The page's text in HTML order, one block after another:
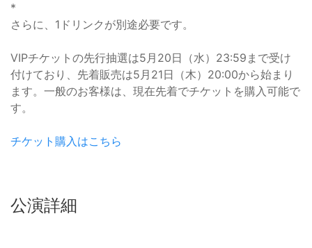
*
さらに、1ドリンクが別途必要です。
VIPチケットの先行抽選は5月20日（水）23:59まで受け
付けており、先着販売は5月21日（木）20:00から始まり
ます。一般のお客様は、現在先着でチケットを購入可能で
す。
チケット購入はこちら
公演詳細